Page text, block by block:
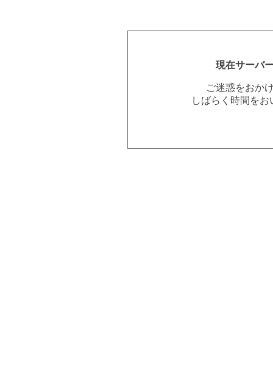
現在サーバ
ご迷惑をおか
しばらく時間を